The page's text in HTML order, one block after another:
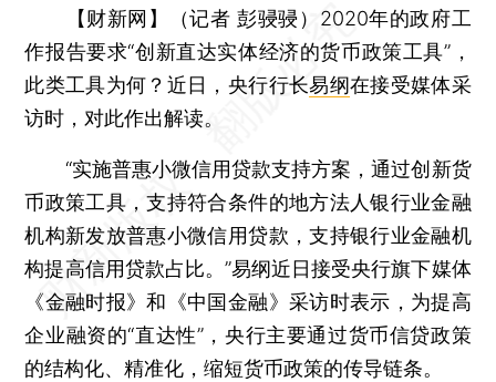
【财新网】（记者 彭骎骎） 2020年的政府工
作报告要求“创新直达实体经济的货币政策工具”，
此类工具为何？近日，央行行长易纲在接受媒体采
访时，对此作出解读。
“实施普惠小微信用贷款支持方案，通过创新货
币政策工具，支持符合条件的地方法人银行业金融
机构新发放普惠小微信用贷款，支持银行业金融机
构提高信用贷款占比。”易纲近日接受央行旗下媒体
《金融时报》和《中国金融》采访时表示，为提高
企业融资的“直达性”，央行主要通过货币信贷政策
的结构化、精准化，缩短货币政策的传导链条。